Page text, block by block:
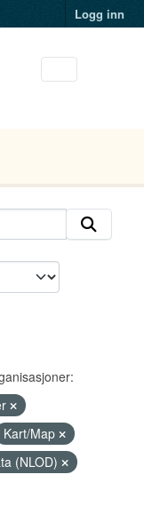
Logg inn
Kart/Map
(NLOD)